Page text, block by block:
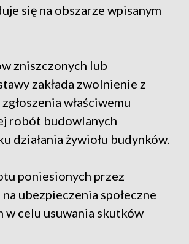
się na obszarze wpisanym
zniszczonych lub
zakłada zwolnienie z
właściwemu
robót budowlanych
działania żywiołu budynków.
poniesionych przez
ubezpieczenia społeczne
w celu usuwania skutków